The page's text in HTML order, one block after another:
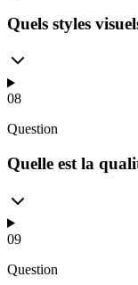
Quels styles
08
Question
Quelle est la
09
Question